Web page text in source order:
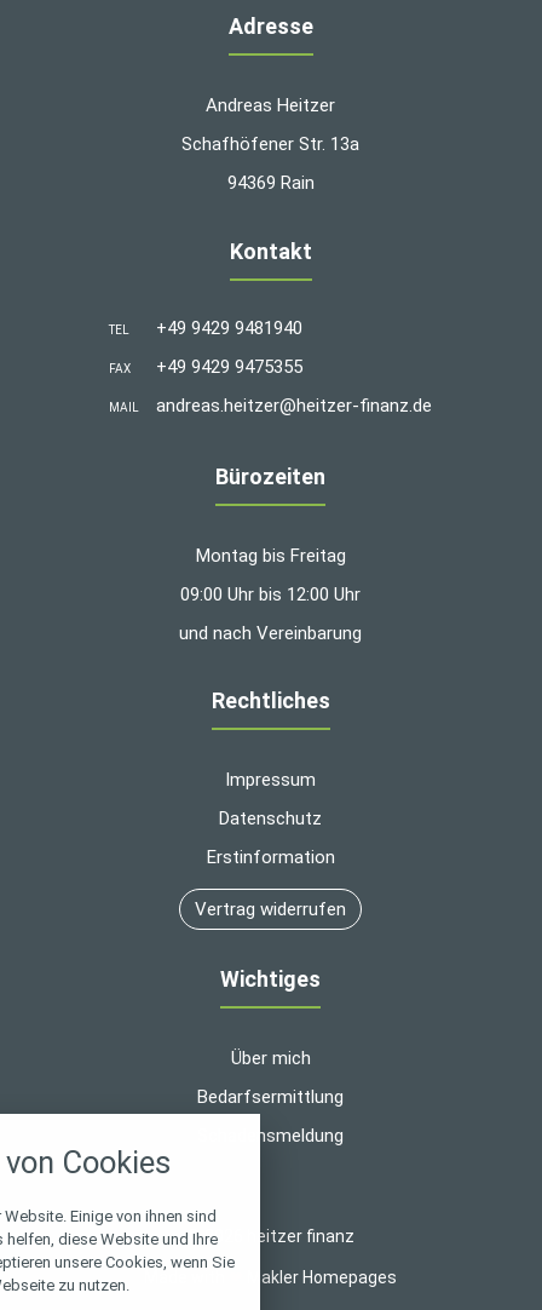
Adresse
Andreas Heitzer
Schafhöfener Str. 13a
94369 Rain
Kontakt
TEL +49 9429 9481940
FAX +49 9429 9475355
MAIL andreas.heitzer@heitzer-finanz.de
Bürozeiten
Montag bis Freitag
09:00 Uhr bis 12:00 Uhr
und nach Vereinbarung
Rechtliches
Impressum
Datenschutz
Erstinformation
Vertrag widerrufen
Wichtiges
Über mich
Bedarfsermittlung
Schadensmeldung
© 2026 heitzer finanz
Makler Homepages
Cookies
Einige von ihnen sind
diese Website und Ihre
unsere Cookies, wenn Sie
zu nutzen.
alle verwendeten Cookies und
zu blockieren.
Notwendig